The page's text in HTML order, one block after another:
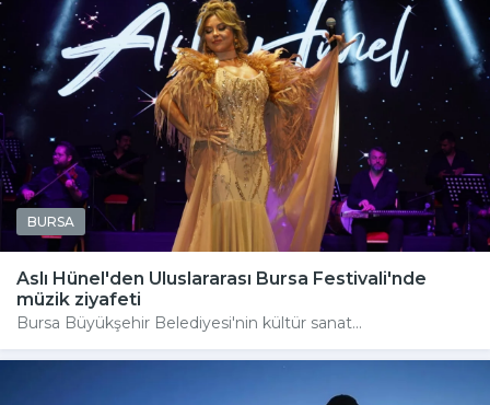
BURSA
Aslı Hünel'den Uluslararası Bursa Festivali'nde
müzik ziyafeti
Bursa Büyükşehir Belediyesi'nin kültür sanat...